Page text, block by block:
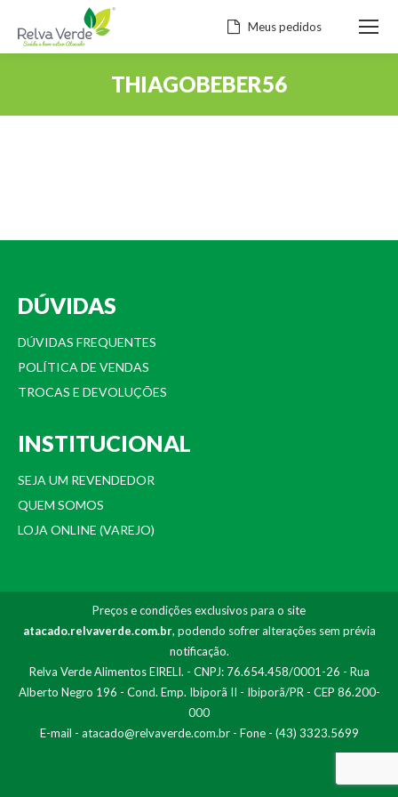
Meus pedidos
THIAGOBEBER56
DÚVIDAS
DÚVIDAS FREQUENTES
POLÍTICA DE VENDAS
TROCAS E DEVOLUÇÕES
INSTITUCIONAL
SEJA UM REVENDEDOR
QUEM SOMOS
LOJA ONLINE (VAREJO)
Preços e condições exclusivos para o site
atacado.relvaverde.com.br, podendo sofrer alterações sem prévia
notificação.
Relva Verde Alimentos EIRELI. - CNPJ: 76.654.458/0001-26 - Rua
Alberto Negro 196 - Cond. Emp. Ibiporã II - Ibiporã/PR - CEP 86.200-
000
E-mail - atacado@relvaverde.com.br- Fone - (43) 3323.5699